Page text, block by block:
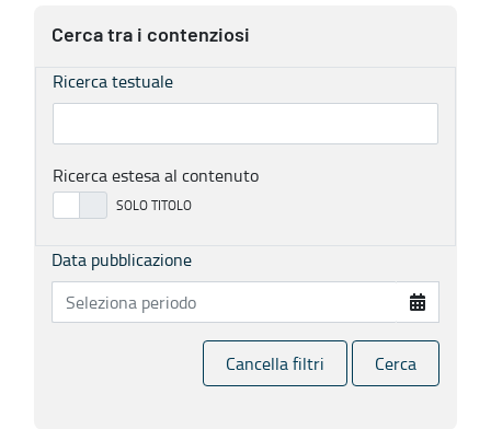
Cerca tra i contenziosi
Ricerca testuale
Ricerca estesa al contenuto
Data pubblicazione
Cancella filtri Cerca